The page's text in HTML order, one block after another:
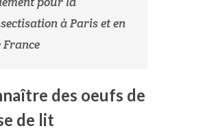
à Paris et en
France
des oeufs de
de lit